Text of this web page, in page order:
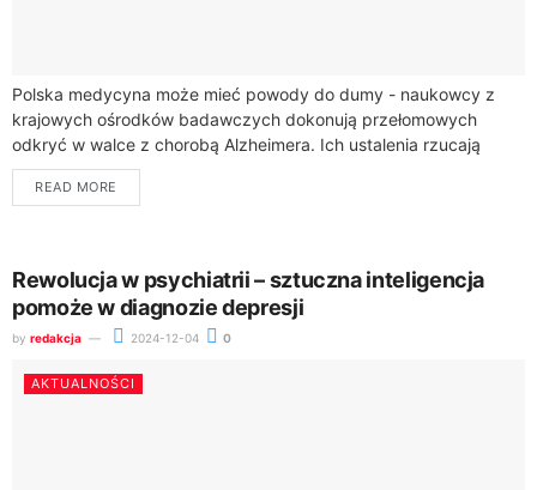
Polska medycyna może mieć powody do dumy - naukowcy z
krajowych ośrodków badawczych dokonują przełomowych
odkryć w walce z chorobą Alzheimera. Ich ustalenia rzucają
nowe światło na mechanizmy rozwoju tej...
READ MORE
Rewolucja w psychiatrii – sztuczna inteligencja
pomoże w diagnozie depresji
by redakcja 2024-12-04 0
AKTUALNOŚCI